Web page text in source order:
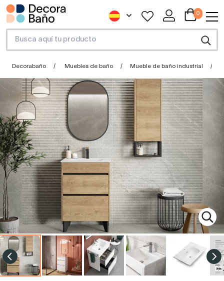
0
Decorabaño Muebles de baño Mueble de baño industrial